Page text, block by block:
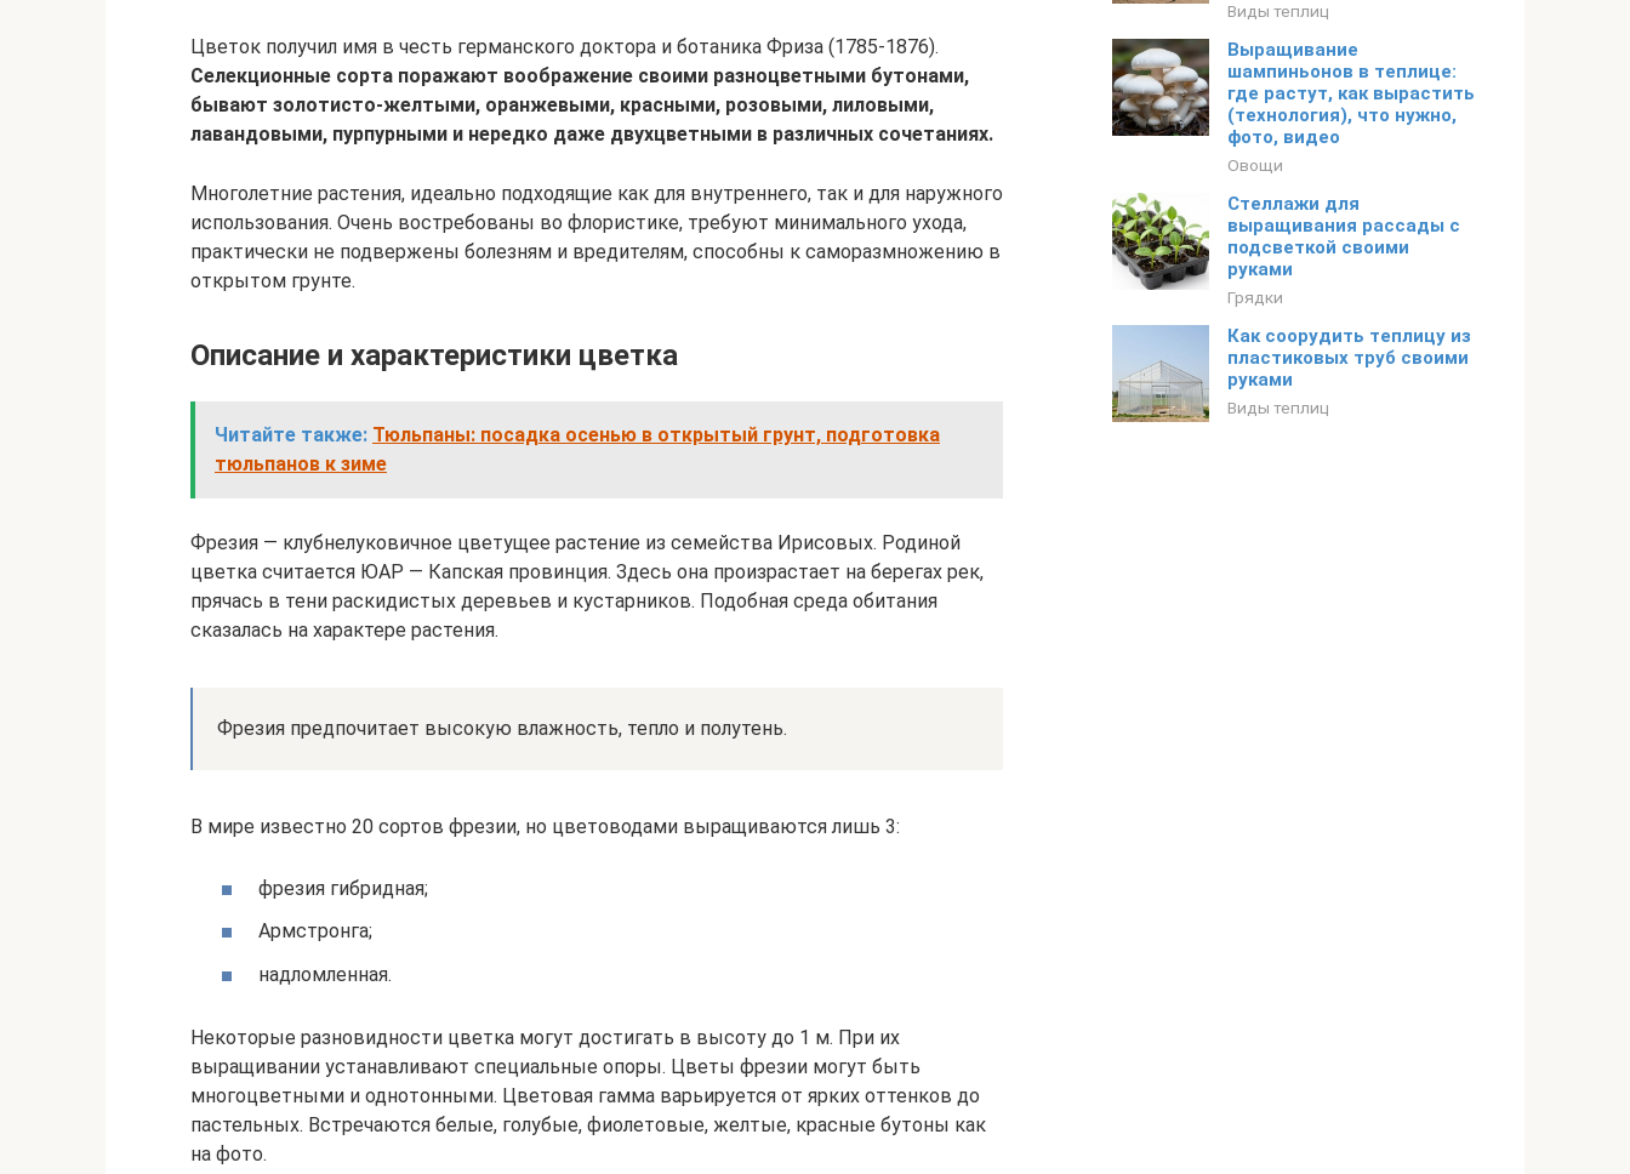
Цветок получил имя в честь германского доктора и ботаника Фриза (1785-1876).
Селекционные сорта поражают воображение своими разноцветными бутонами,
бывают золотисто-желтыми, оранжевыми, красными, розовыми, лиловыми,
лавандовыми, пурпурными и нередко даже двухцветными в различных сочетаниях.
Многолетние растения, идеально подходящие как для внутреннего, так и для наружного
использования. Очень востребованы во флористике, требуют минимального ухода,
практически не подвержены болезням и вредителям, способны к саморазмножению в
открытом грунте.
Описание и характеристики цветка
Читайте также: Тюльпаны: посадка осенью в открытый грунт, подготовка
тюльпанов к зиме
Фрезия — клубнелуковичное цветущее растение из семейства Ирисовых. Родиной
цветка считается ЮАР — Капская провинция. Здесь она произрастает на берегах рек,
прячась в тени раскидистых деревьев и кустарников. Подобная среда обитания
сказалась на характере растения.
Фрезия предпочитает высокую влажность, тепло и полутень.
В мире известно 20 сортов фрезии, но цветоводами выращиваются лишь 3:
фрезия гибридная;
Армстронга;
надломленная.
Некоторые разновидности цветка могут достигать в высоту до 1 м. При их
выращивании устанавливают специальные опоры. Цветы фрезии могут быть
многоцветными и однотонными. Цветовая гамма варьируется от ярких оттенков до
пастельных. Встречаются белые, голубые, фиолетовые, желтые, красные бутоны как
на фото.
Виды теплиц
Выращивание
шампиньонов в теплице:
где растут, как вырастить
(технология), что нужно,
фото, видео
Овощи
Стеллажи для
выращивания рассады с
подсветкой своими
руками
Грядки
Как соорудить теплицу из
пластиковых труб своими
руками
Виды теплиц